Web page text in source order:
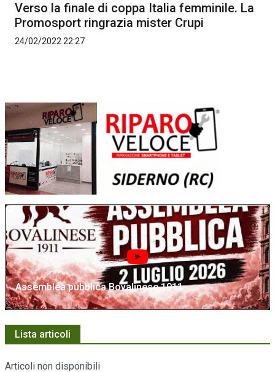
Verso la finale di coppa Italia femminile. La
Promosport ringrazia mister Crupi
24/02/2022 22:27
Assemblea pubblica Bovalinese 1911
Lista articoli
Articoli non disponibili